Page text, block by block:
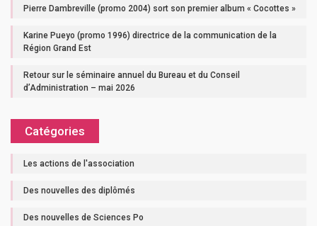
Pierre Dambreville (promo 2004) sort son premier album « Cocottes »
Karine Pueyo (promo 1996) directrice de la communication de la
Région Grand Est
Retour sur le séminaire annuel du Bureau et du Conseil
d’Administration – mai 2026
Catégories
Les actions de l'association
Des nouvelles des diplômés
Des nouvelles de Sciences Po